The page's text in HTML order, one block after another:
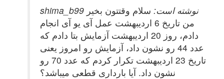
shima_b99 نوشته است: سلام وقتتون بخیر
من تاریخ 6 اردیبهشت عمل آی یو آی انجام
دادم، روز 20 اردیبهشت آزمایش بتا دادم که
عدد 44 رو نشون داد، آزمایش رو امروز یعنی
تاریخ 23 اردیبهشت تکرار کردم که عدد 70 رو
نشون داد. آیا بارداری قطعی میباشد؟